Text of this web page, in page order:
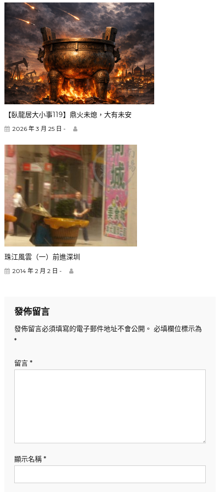
【臥龍居大小事119】鼎火未熄，大有未安
2026 年 3 月 25 日 -
珠江風雲（一）前進深圳
2014 年 2 月 2 日 -
發佈留言
發佈留言必須填寫的電子郵件地址不會公開。 必填欄位標示為
*
留言 *
顯示名稱 *